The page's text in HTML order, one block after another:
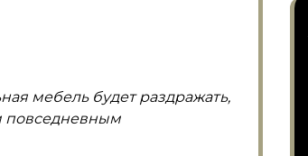
мебель будет раздражать,
повседневным